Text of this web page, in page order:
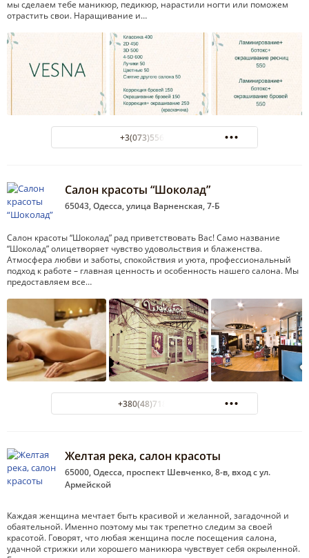
мы сделаем тебе маникюр, педикюр, нарастили ногти или поможем
отрастить свои. Наращивание и…
+3(073)556-57-55
Салон красоты “Шоколад”
65043, Одесса, улица Варненская, 7-Б
Салон красоты “Шоколад” рад приветствовать Вас! Само название
“Шоколад” олицетворяет чувство удовольствия и блаженства.
Атмосфера любви и заботы, спокойствия и уюта, профессиональный
подход к работе – главная ценность и особенность нашего салона. Мы
предоставляем все…
+380(48)718-69-70
Желтая река, салон красоты
65000, Одесса, проспект Шевченко, 8-в, вход с ул.
Армейской
Каждая женщина мечтает быть красивой и желанной, загадочной и
обаятельной. Именно поэтому мы так трепетно следим за своей
красотой. Говорят, что любая женщина после посещения салона,
удачной стрижки или хорошего маникюра чувствует себя окрыленной.